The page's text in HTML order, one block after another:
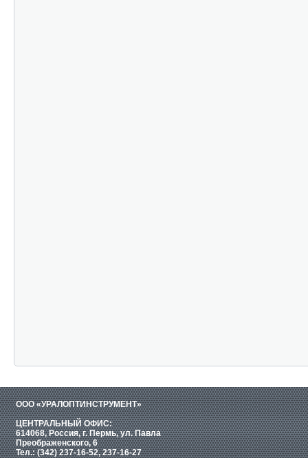
ООО «УРАЛОПТИНСТРУМЕНТ»
ЦЕНТРАЛЬНЫЙ ОФИС:
614068, Россия, г. Пермь, ул. Павла
Преображенского, 6
Тел.: (342) 237-16-52, 237-16-27